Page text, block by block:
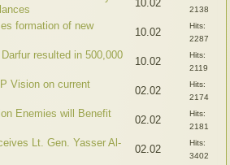
10.02
2138
formation of new
10.02
Hits:
2287
resulted in 500,000
10.02
Hits:
2119
Vision on current
02.02
Hits:
2174
Enemies will Benefit
02.02
Hits:
2181
Lt. Gen. Yasser Al-
02.02
Hits:
3402